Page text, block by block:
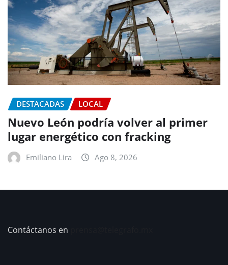
DESTACADAS LOCAL
Nuevo León podría volver al primer
lugar energético con fracking
Emiliano Lira Ago 8, 2026
Contáctanos en